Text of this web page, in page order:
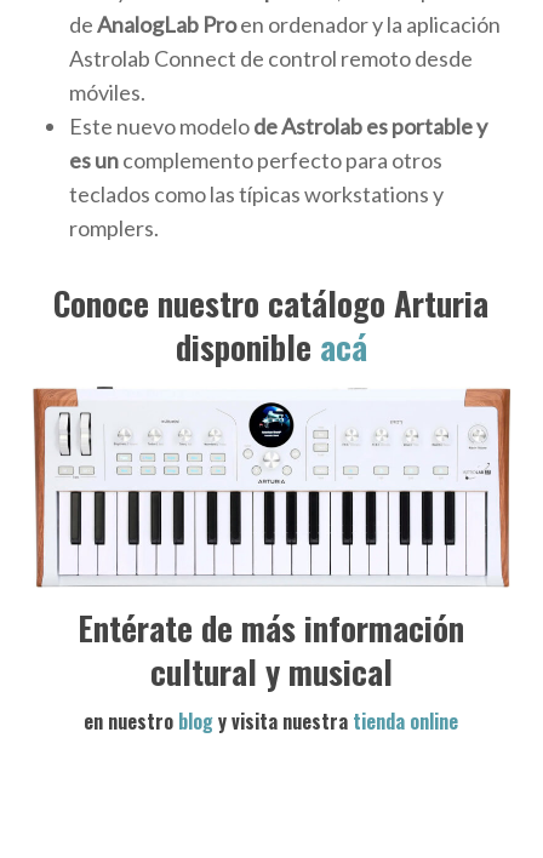
deAnalogLab Proen ordenador y la aplicación
Astrolab Connect de control remoto desde
móviles.
Este nuevo modelode Astrolab es portable y
es uncomplemento perfecto para otros
teclados como las típicas workstations y
romplers.
Conoce nuestro catálogo Arturia
disponible acá
Entérate de más información
cultural y musical
en nuestro blogy visita nuestra tienda online